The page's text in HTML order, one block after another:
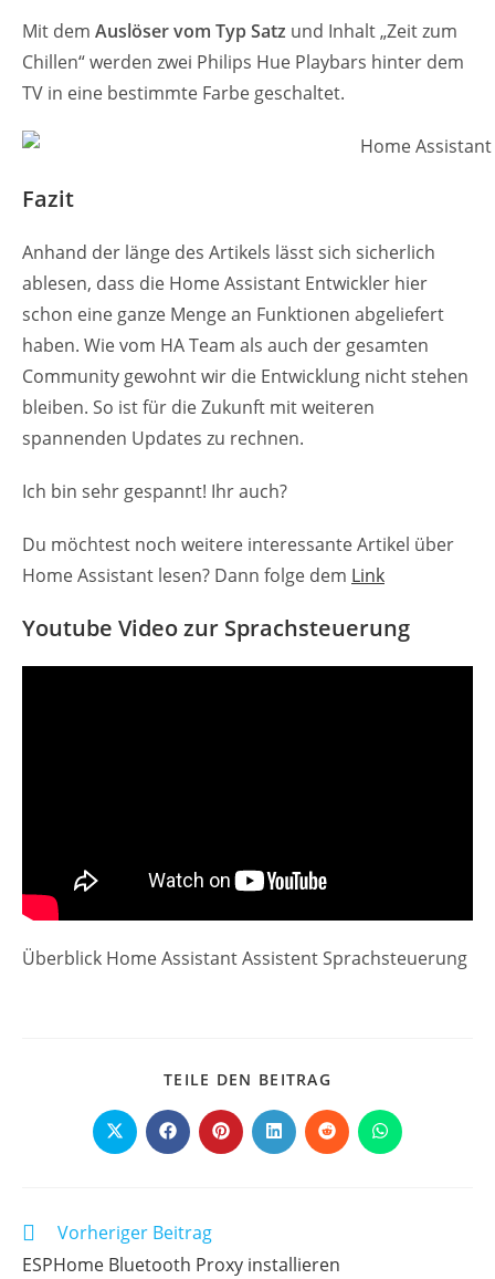
Mit dem Auslöser vom Typ Satz und Inhalt „Zeit zum
Chillen“ werden zwei Philips Hue Playbars hinter dem
TV in eine bestimmte Farbe geschaltet.
Fazit
Anhand der länge des Artikels lässt sich sicherlich
ablesen, dass die Home Assistant Entwickler hier
schon eine ganze Menge an Funktionen abgeliefert
haben. Wie vom HA Team als auch der gesamten
Community gewohnt wir die Entwicklung nicht stehen
bleiben. So ist für die Zukunft mit weiteren
spannenden Updates zu rechnen.
Ich bin sehr gespannt! Ihr auch?
Du möchtest noch weitere interessante Artikel über
Home Assistant lesen? Dann folge dem Link
Youtube Video zur Sprachsteuerung
Überblick Home Assistant Assistent Sprachsteuerung
TEILE DEN BEITRAG
TEILEN
Öffnet
in
Öffnet
in
Öffnet
in
Öffnet
in
Öffnet
in
Öffnet
in
Weitere
ansehen
Vorheriger Beitrag
ESPHome Bluetooth Proxy installieren